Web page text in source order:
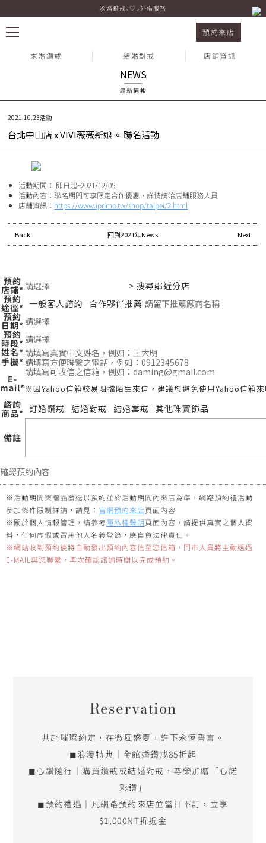
台北中山店 x VIVI薇薇新娘 ✧ 聯名活動
求婚鑽戒⸜♡⸝外借服務
預約來店
求婚鑽戒 結婚對戒 店鋪資訊
NEWS
最新情報
2021.10.23活動
台北中山店 x VIVI薇薇新娘 ✧ 聯名活動
活動期間： 即日起~2021/12/05
活動內容：聯名期間可享限定合作優惠，詳情請洽店鋪服務人員
店鋪資訊： https://www.iprimo.tw/shop/taipei/2.html
Back 回到2021年News Next
預約
店鋪*
> 搜尋鄰近分店
預約
途徑* 一般客人諮詢 合作夥伴推薦
預約
日期*
預約
時段*
姓名*
手機*
E-
mail*※因Yahoo信箱較易阻擋陌生來信，建議您避免使用Yahoo信箱
諮詢
商品* 訂婚鑽戒 結婚對戒 結婚套戒 其他珠寶飾品
備註
※活動期間與贈品發送以預約並於活動期間內來店為準，網路預約禮活動
參加條件限制詳請，請見： 官網預約來店頁面內容
※關於個人情報管理，請參考隱私權聲明頁面內容，請提供真實之個人資
料，任何虛假或冒用他人名義登錄，應自負法律責任。
※網站收到預約後將自動發出預約內容信至您信箱，門市人員將主動透過
E-MAIL與您聯繫，再次確認諮詢時間以完成預約。
Reservation
共赴璀璨約定，在微風盛夏，許下永恆誓言。
◼浪漫特典｜全館婚鑽戒85折起
◼心鑽隨行｜購買鑽戒或結婚對戒，尊榮加贈「心諾
彩鑽」
◼預約禮遇｜凡網路預約來店並當日下訂，立享
$1,000NT折抵金